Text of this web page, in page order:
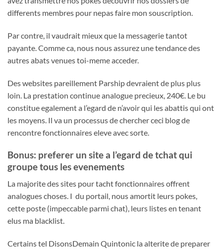
differents membres pour nepas faire mon souscription.
Par contre, il vaudrait mieux que la messagerie tantot
payante. Comme ca, nous nous assurez une tendance des
autres abats venues toi-meme acceder.
Des websites pareillement Parship devraient de plus plus
loin. La prestation continue analogue precieux, 240€. Le bu
constitue egalement a l’egard de n’avoir qui les abattis qui ont
les moyens. Il va un processus de chercher ceci blog de
rencontre fonctionnaires eleve avec sorte.
Bonus: preferer un site a l’egard de tchat qui
groupe tous les evenements
La majorite des sites pour tacht fonctionnaires offrent
analogues choses. I du portail, nous amortit leurs pokes,
cette poste (impeccable parmi chat), leurs listes en tenant
elus ma blacklist.
Certains tel DisonsDemain Quintonic la alterite de preparer